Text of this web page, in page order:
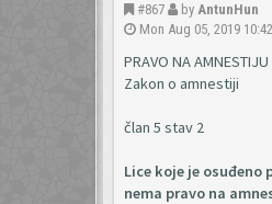
#867 by AntunHun
Mon Aug 05, 2019
PRAVO NA AMNESTIJU
Zakon o amnestiji
član 5 stav 2
Lice koje je
nema pravo na